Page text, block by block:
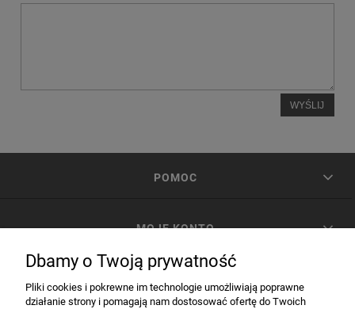
WYŚLIJ
POMOC
MOJE KONTO
Dbamy o Twoją prywatność
Pliki cookies i pokrewne im technologie umożliwiają poprawne
działanie strony i pomagają nam dostosować ofertę do Twoich